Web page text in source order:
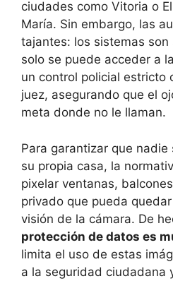
ciudades como Vitoria o
María. Sin embargo, las
tajantes: los sistemas son
solo se puede acceder a
un control policial estricto
juez, asegurando que el
meta donde no le llaman.
Para garantizar que
su propia casa, la
pixelar ventanas,
privado que pueda
visión de la cámara. De
protección de datos es
limita el uso de estas
a la seguridad ciudadana